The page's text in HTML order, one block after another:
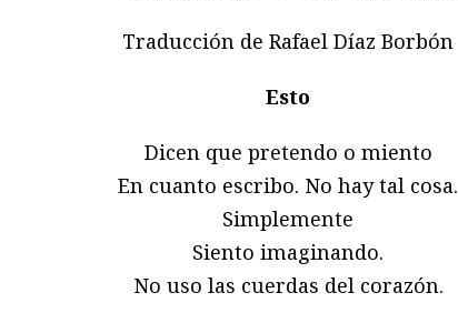
Traducción de Rafael Díaz Borbón
Esto
Dicen que pretendo o miento
En cuanto escribo. No hay tal cosa.
Simplemente
Siento imaginando.
No uso las cuerdas del corazón.